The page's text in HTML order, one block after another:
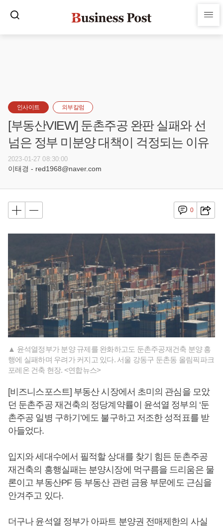
인사이트 외부칼럼
[부동산VIEW] 둔촌주공 완판 실패와 선
넘은 정부 미분양 대책이 걱정되는 이유
2023-01-27 08:30:00
이태경 - red1968@naver.com
0
▲ 윤석열정부가 분양 규제를 완화하고도 둔촌주공재건축 분양 흥
행에 실패하며 우려가 커지고 있다. 서울 강동구 둔촌동 올림픽파크
포레온 건축 현장. <연합뉴스>
[비즈니스포스트] 부동산 시장에서 초미의 관심을 모았
던 둔촌주공 재건축의 정당계약률이 윤석열 정부의 ‘둔
촌주공 일병 구하기’에도 불구하고 저조한 성적표를 받
아들었다.
입지와 세대수에서 필적할 상대를 찾기 힘든 둔촌주공
재건축의 흥행실패는 분양시장에 먹구름을 드리움은 물
론이고 부동산PF 등 부동산 관련 금융 부문에도 근심을
안겨주고 있다.
더구나 윤석열 정부가 아파트 분양권 전매제한의 사실